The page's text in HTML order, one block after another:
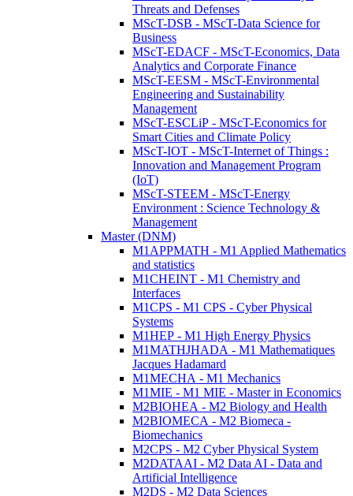
Threats and Defenses
MScT-DSB - MScT-Data Science for
Business
MScT-EDACF - MScT-Economics, Data
Analytics and Corporate Finance
MScT-EESM - MScT-Environmental
Engineering and Sustainability
Management
MScT-ESCLiP - MScT-Economics for
Smart Cities and Climate Policy
MScT-IOT - MScT-Internet of Things :
Innovation and Management Program
(IoT)
MScT-STEEM - MScT-Energy
Environment : Science Technology &
Management
Master (DNM)
M1APPMATH - M1 Applied Mathematics
and statistics
M1CHEINT - M1 Chemistry and
Interfaces
M1CPS - M1 CPS - Cyber Physical
Systems
M1HEP - M1 High Energy Physics
M1MATHJHADA - M1 Mathematiques
Jacques Hadamard
M1MECHA - M1 Mechanics
M1MIE - M1 MIE - Master in Economics
M2BIOHEA - M2 Biology and Health
M2BIOMECA - M2 Biomeca -
Biomechanics
M2CPS - M2 Cyber Physical System
M2DATAAI - M2 Data AI - Data and
Artificial Intelligence
M2DS - M2 Data Sciences